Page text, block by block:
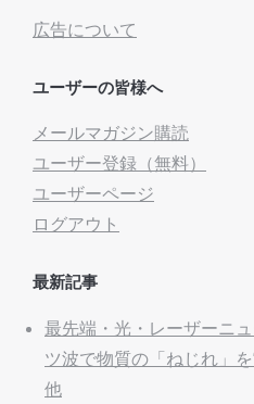
広告について
ユーザーの皆様へ
メールマガジン購読
ユーザー登録（無料）
ユーザーページ
ログアウト
最新記事
最先端・光・レーザーニ
ツ波で物質の「ねじれ」を
他